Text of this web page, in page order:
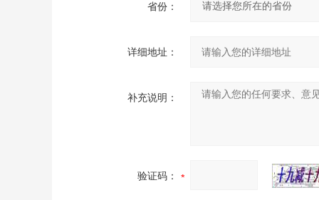
省份：
详细地址：
补充说明：
验证码：